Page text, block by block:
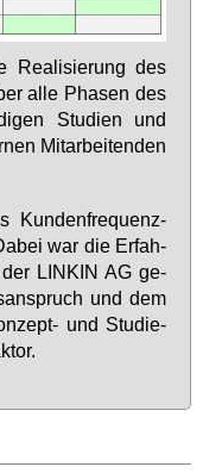
Rea­li­sie­rung des
al­le Pha­sen des
Stu­di­en und
Mit­ar­bei­ten­den
Kun­den­fre­quenz­
war die Er­fah­
der LIN­KIN AG ge­
und dem
und Stu­di­e­